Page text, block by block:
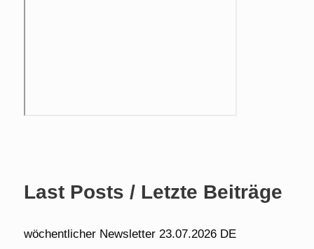
Last Posts / Letzte Beiträge
wöchentlicher Newsletter 23.07.2026 DE